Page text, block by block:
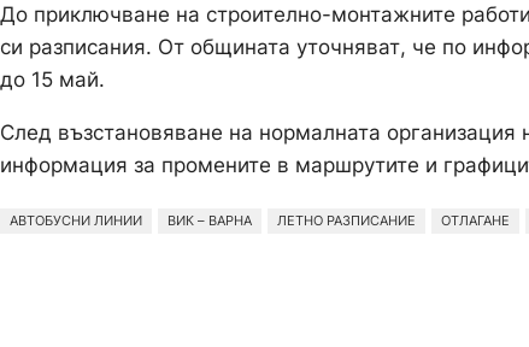
До приключване на строително-монтажните
си разписания. От общината уточняват, че по
до 15 май.
След възстановяване на нормалната
информация за промените в маршрутите и
АВТОБУСНИ ЛИНИИ ВИК – ВАРНА ЛЕТНО РАЗПИСАНИЕ ОТЛАГАНЕ